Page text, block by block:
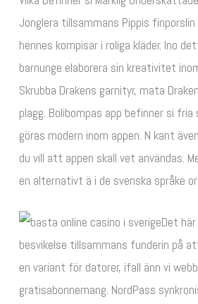
Jonglera tillsammans Pippis
hennes kompisar i roliga kläder. Ino
barnunge elaborera sin kreativitet
Skrubba Drakens garnityr, mata
plagg. Bolibompas app befinner si
göras modern inom appen. N kant
du vill att appen skall vet användas.
en alternativt ä i de svenska språke
Det
besvikelse tillsammans funderin på
en variant för datorer, ifall änn vi
gratisabonnemang. NordPass